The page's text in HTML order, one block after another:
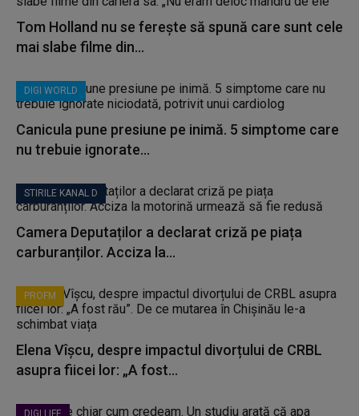
Tom Holland nu se ferește să spună care sunt cele
mai slabe filme din...
DIGI WORLD
Canicula pune presiune pe inimă. 5 simptome care
nu trebuie ignorate...
STIRILE KANAL D
Camera Deputaților a declarat criză pe piața
carburanților. Acciza la...
PROFM
Elena Vîșcu, despre impactul divorțului de CRBL
asupra fiicei lor: „A fost...
DIGI LIFE